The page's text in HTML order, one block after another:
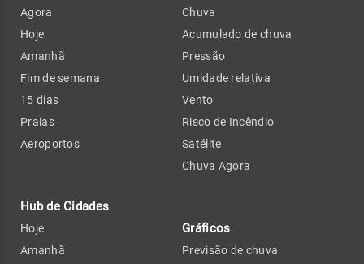
Agora
Hoje
Amanhã
Fim de semana
15 dias
Praias
Aeroportos
Hub de Cidades
Hoje
Amanhã
Chuva
Acumulado de chuva
Pressão
Umidade relativa
Vento
Risco de Incêndio
Satélite
Chuva Agora
Gráficos
Previsão de chuva